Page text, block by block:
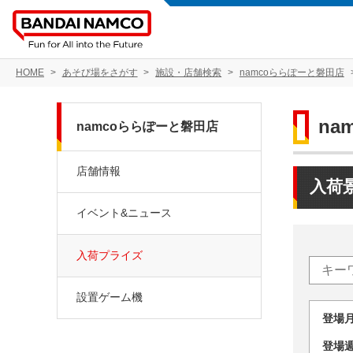
HOME あそび場をさがす 施設・店舗検索 namcoららぽーと磐田店
入荷
登
登
namcoららぽーと磐田店
店舗情報
イベント&ニュース
入荷プライズ
設置ゲーム機